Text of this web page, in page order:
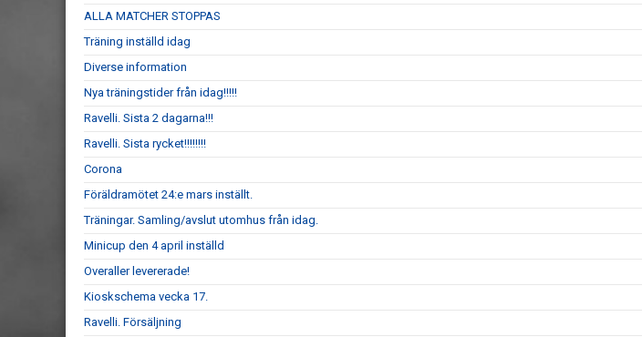
ALLA MATCHER STOPPAS
Träning inställd idag
Diverse information
Nya träningstider från idag!!!!!
Ravelli. Sista 2 dagarna!!!
Ravelli. Sista rycket!!!!!!!!
Corona
Föräldramötet 24:e mars inställt.
Träningar. Samling/avslut utomhus från idag.
Minicup den 4 april inställd
Overaller levererade!
Kioskschema vecka 17.
Ravelli. Försäljning